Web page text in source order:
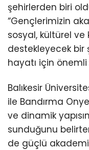
şehirlerden biri
“Gençlerimizin
sosyal, kültürel
destekleyecek bir
hayatı için
Balıkesir
ile Bandırma
ve dinamik
sunduğunu
de güçlü